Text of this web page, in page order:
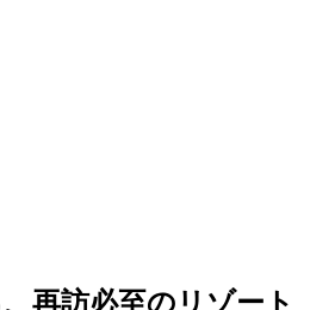
再訪必至のリゾート